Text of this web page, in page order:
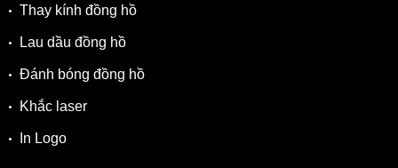
Thay kính đồng hồ
Lau dầu đồng hồ
Đánh bóng đồng hồ
Khắc laser
In Logo